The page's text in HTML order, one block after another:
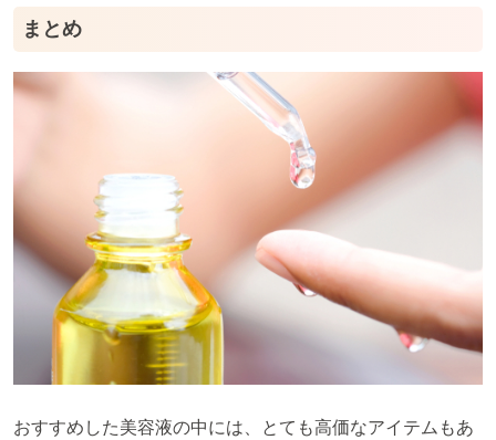
まとめ
おすすめした美容液の中には、とても高価なアイテムもあ